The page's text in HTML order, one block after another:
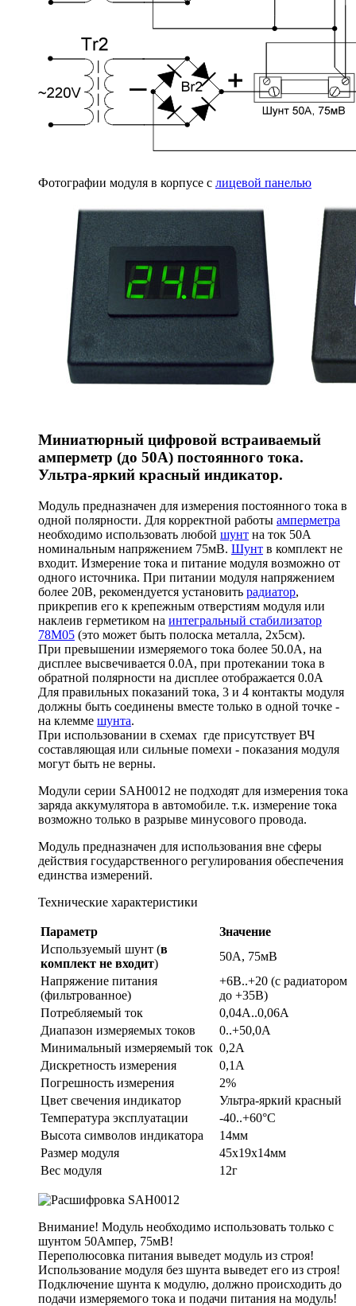
Фотографии модуля в корпусе с лицевой панелью
Миниатюрный цифровой встраиваемый
амперметр (до 50А) постоянного тока.
Ультра-яркий красный индикатор.
Модуль предназначен для измерения постоянного тока в
одной полярности. Для корректной работы амперметра
необходимо использовать любой шунт на ток 50А
номинальным напряжением 75мВ. Шунт в комплект не
входит. Измерение тока и питание модуля возможно от
одного источника. При питании модуля напряжением
более 20В, рекомендуется установить радиатор,
прикрепив его к крепежным отверстиям модуля или
наклеив герметиком на интегральный стабилизатор
78M05 (это может быть полоска металла, 2х5см).
При превышении измеряемого тока более 50.0А, на
дисплее высвечивается 0.0А, при протекании тока в
обратной полярности на дисплее отображается 0.0А
Для правильных показаний тока, 3 и 4 контакты модуля
должны быть соединены вместе только в одной точке -
на клемме шунта.
При использовании в схемах где присутствует ВЧ
составляющая или сильные помехи - показания модуля
могут быть не верны.
Модули серии SAH0012 не подходят для измерения тока
заряда аккумулятора в автомобиле. т.к. измерение тока
возможно только в разрыве минусового провода.
Модуль предназначен для использования вне сферы
действия государственного регулирования обеспечения
единства измерений.
Технические характеристики
Параметр
Значение
Используемый шунт (в
комплект не входит)
50А, 75мВ
Напряжение питания
(фильтрованное)
+6В..+20 (с радиатором
до +35В)
Потребляемый ток
0,04A..0,06А
Диапазон измеряемых токов
0..+50,0А
Минимальный измеряемый ток 0,2А
Дискретность измерения
0,1А
Погрешность измерения
2%
Цвет свечения индикатор
Ультра-яркий красный
Температура эксплуатации
-40..+60°C
Высота символов индикатора
14мм
Размер модуля
45х19х14мм
Вес модуля
12г
Внимание! Модуль необходимо использовать только с
шунтом 50Ампер, 75мВ!
Переполюсовка питания выведет модуль из строя!
Использование модуля без шунта выведет его из строя!
Подключение шунта к модулю, должно происходить до
подачи измеряемого тока и подачи питания на модуль!